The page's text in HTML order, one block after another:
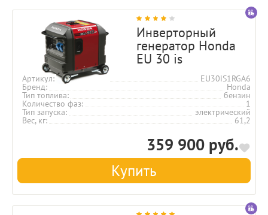
Инверторный
генератор Honda
EU 30 is
Артикул EU30iS1RGA6
Бренд Honda
Тип топлива бензин
Количество фаз 1
Тип запуска электрический
Вес, кг 61,2
359 900 руб.
Купить